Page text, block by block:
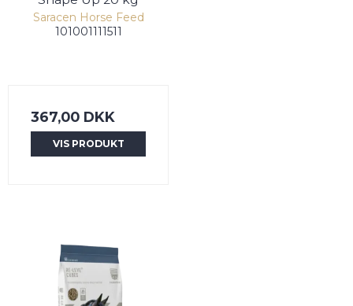
Saracen Horse Feed
101001111511
367,00 DKK
VIS PRODUKT